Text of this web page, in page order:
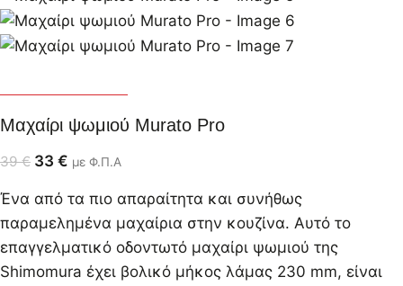
Μαχαίρι ψωμιού Murato Pro
39€ 33 € με Φ.Π.Α
Ένα από τα πιο απαραίτητα και συνήθως
παραμελημένα μαχαίρια στην κουζίνα. Αυτό το
επαγγελματικό οδοντωτό μαχαίρι ψωμιού της
Shimomura έχει βολικό μήκος λάμας 230 mm, είναι